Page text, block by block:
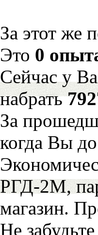
За этот же
Это 0
Сейчас у
набрать
За
когда Вы
РГД-2М,
магазин.
Не